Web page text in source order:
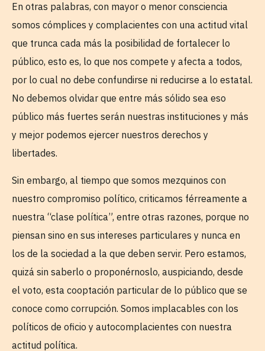
En otras palabras, con mayor o menor consciencia
somos cómplices y complacientes con una actitud vital
que trunca cada más la posibilidad de fortalecer lo
público, esto es, lo que nos compete y afecta a todos,
por lo cual no debe confundirse ni reducirse a lo estatal.
No debemos olvidar que entre más sólido sea eso
público más fuertes serán nuestras instituciones y más
y mejor podemos ejercer nuestros derechos y
libertades.
Sin embargo, al tiempo que somos mezquinos con
nuestro compromiso político, criticamos férreamente a
nuestra “clase política”, entre otras razones, porque no
piensan sino en sus intereses particulares y nunca en
los de la sociedad a la que deben servir. Pero estamos,
quizá sin saberlo o proponérnoslo, auspiciando, desde
el voto, esta cooptación particular de lo público que se
conoce como corrupción. Somos implacables con los
políticos de oficio y autocomplacientes con nuestra
actitud política.